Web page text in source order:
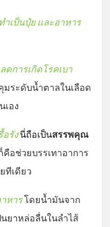
ำเป็นปุ๋ย และอาหาร
ดการเกิดโรคเบา
มระดับน้ำตาลในเลือด
เอง
อรังนี่ถือเป็นสรรพคุณ
คือช่วยบรรเทาอาการ
ทีเดียว
หารโดยน้ำมันจาก
ยาหล่อลื่นในลำไส้